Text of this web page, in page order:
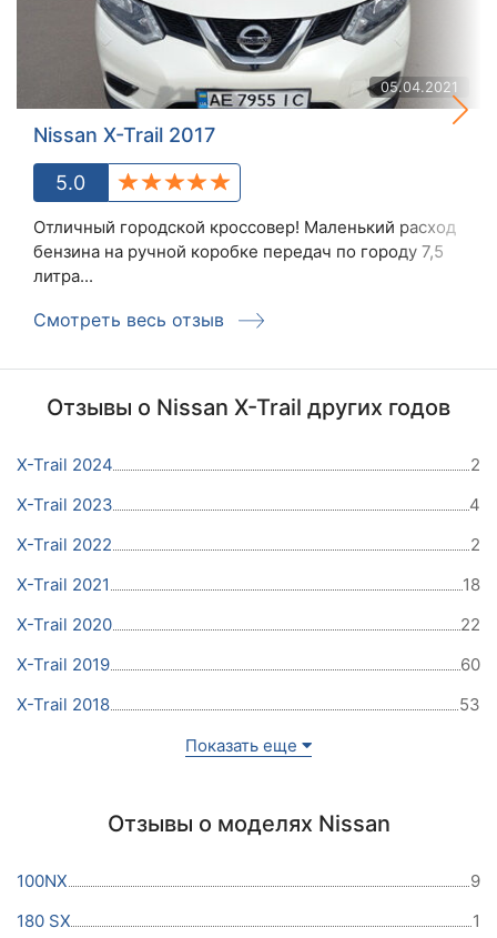
05.04.2021
Nissan X-Trail 2017
5.0
Отличный городской кроссовер! Маленький расход
бензина на ручной коробке передач по городу 7,5
литра...
Смотреть весь отзыв
Отзывы о Nissan X-Trail других годов
X-Trail 2024
2
X-Trail 2023
4
X-Trail 2022
2
X-Trail 2021
18
X-Trail 2020
22
X-Trail 2019
60
X-Trail 2018
53
Показать еще
Отзывы о моделях Nissan
100NX
9
180 SX
1